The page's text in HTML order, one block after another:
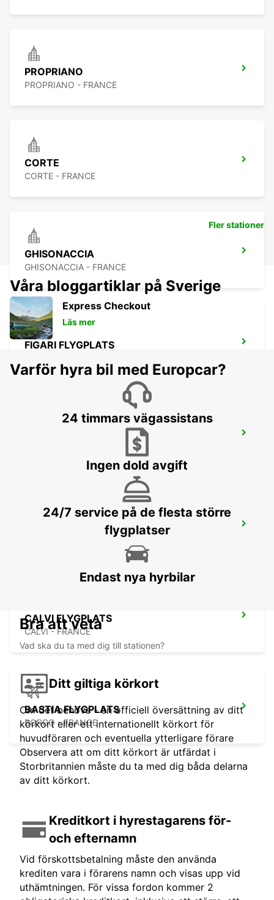
PROPRIANO
PROPRIANO - FRANCE
CORTE
CORTE - FRANCE
GHISONACCIA
GHISONACCIA - FRANCE
FIGARI FLYGPLATS
PORTO VECCHIO - FRANCE
CALVI FLYGPLATS
CALVI - FRANCE
BASTIA FLYGPLATS
BORGO - FRANCE
Fler stationer
Våra bloggartiklar på Sverige
Express Checkout
Läs mer
Varför hyra bil med Europcar?
24 timmars vägassistans
Ingen dold avgift
24/7 service på de flesta större
flygplatser
Endast nya hyrbilar
Bra att veta
Vad ska du ta med dig till stationen?
Ditt giltiga körkort
Om det behövs - en officiell översättning av ditt
körkort eller ett internationellt körkort för
huvudföraren och eventuella ytterligare förare
Observera att om ditt körkort är utfärdat i
Storbritannien måste du ta med dig båda delarna
av ditt körkort.
Kreditkort i hyrestagarens för-
och efternamn
Vid förskottsbetalning måste den använda
krediten vara i förarens namn och visas upp vid
uthämtningen. För vissa fordon kommer 2